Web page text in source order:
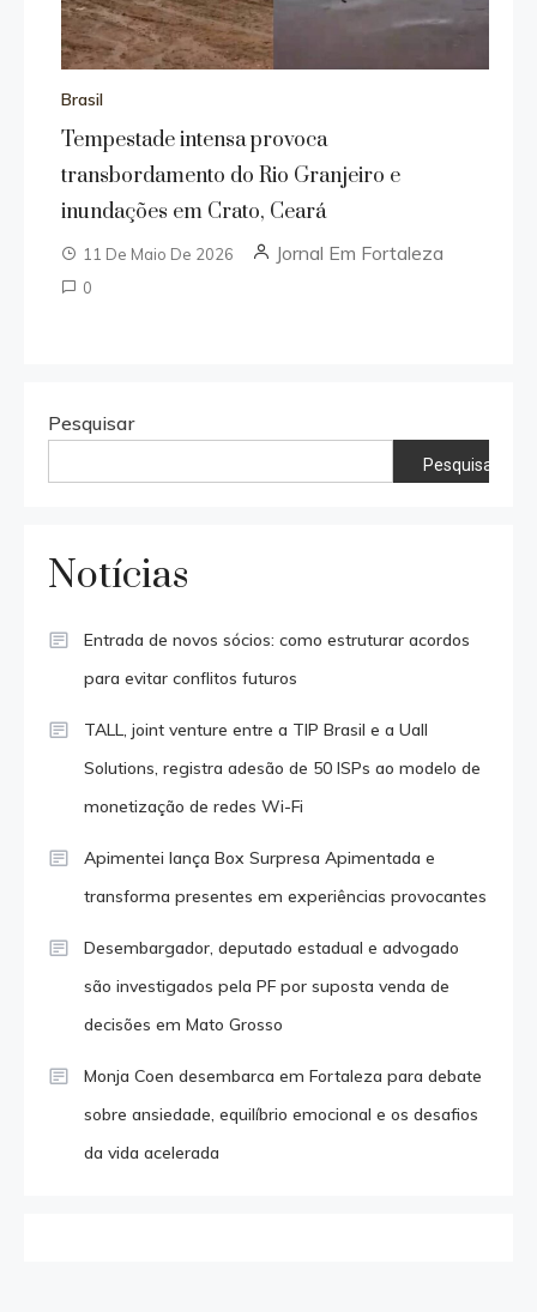
Brasil
Tempestade intensa provoca
transbordamento do Rio Granjeiro e
inundações em Crato, Ceará
11 De Maio De 2026 Jornal Em Fortaleza
0
Pesquisar
Pesquisar
Notícias
Entrada de novos sócios: como estruturar acordos
para evitar conflitos futuros
TALL, joint venture entre a TIP Brasil e a Uall
Solutions, registra adesão de 50 ISPs ao modelo de
monetização de redes Wi-Fi
Apimentei lança Box Surpresa Apimentada e
transforma presentes em experiências provocantes
Desembargador, deputado estadual e advogado
são investigados pela PF por suposta venda de
decisões em Mato Grosso
Monja Coen desembarca em Fortaleza para debate
sobre ansiedade, equilíbrio emocional e os desafios
da vida acelerada